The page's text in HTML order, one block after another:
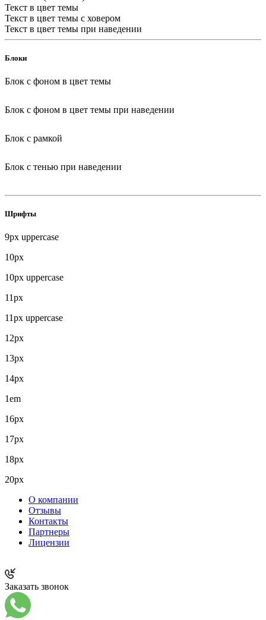
Текст в цвет темы
Текст в цвет темы с ховером
Текст в цвет темы при наведении
Блоки
Блок с фоном в цвет темы
Блок с фоном в цвет темы при наведении
Блок с рамкой
Блок с тенью при наведении
Шрифты
9px uppercase
10px
10px uppercase
11px
11px uppercase
12px
13px
14px
1em
16px
17px
18px
20px
О компании
Отзывы
Контакты
Партнеры
Лицензии
Заказать звонок